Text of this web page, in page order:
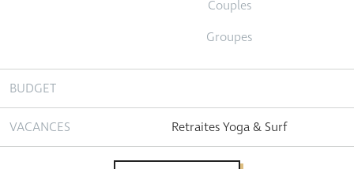
Couples
Groupes
BUDGET
VACANCES Retraites Yoga & Surf